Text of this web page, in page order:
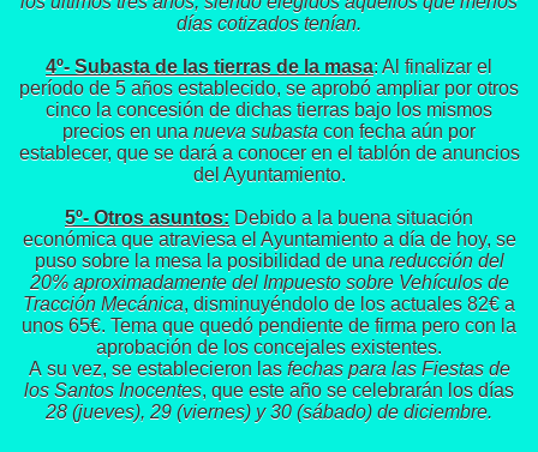
días cotizados tenían.
4º- Subasta de las tierras de la masa: Al finalizar el
período de 5 años establecido, se aprobó ampliar por otros
cinco la concesión de dichas tierras bajo los mismos
precios en una nueva subasta con fecha aún por
establecer, que se dará a conocer en el tablón de anuncios
del Ayuntamiento.
5º- Otros asuntos: Debido a la buena situación
económica que atraviesa el Ayuntamiento a día de hoy, se
puso sobre la mesa la posibilidad de una reducción del
20% aproximadamente del Impuesto sobre Vehículos de
Tracción Mecánica, disminuyéndolo de los actuales 82€ a
unos 65€. Tema que quedó pendiente de firma pero con la
aprobación de los concejales existentes.
A su vez, se establecieron lasfechas para las Fiestas de
los Santos Inocentes, que este año se celebrarán los días
28 (jueves), 29 (viernes) y 30 (sábado) de diciembre.